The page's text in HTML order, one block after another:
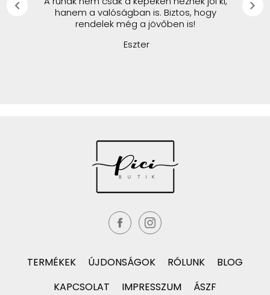
hanem a valóságban is. Biztos, hogy
rendelek még a jövőben is!
Eszter
chevron_left chevron_right
TERMÉKEK ÚJDONSÁGOK RÓLUNK
BLOG
KAPCSOLAT
IMPRESSZUM ÁSZF